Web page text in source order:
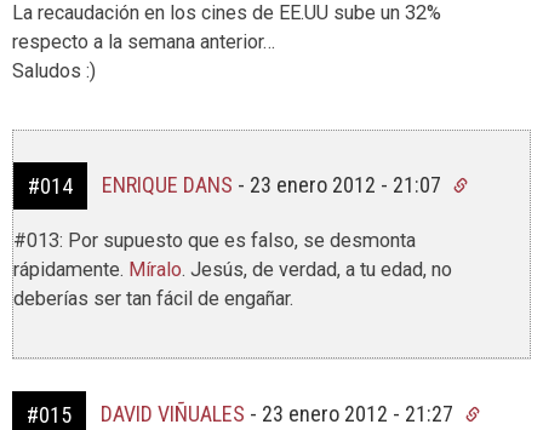
La recaudación en los cines de EE.UU sube un 32%
respecto a la semana anterior…
Saludos :)
#014 ENRIQUE DANS - 23 enero 2012 - 21:07
#013: Por supuesto que es falso, se desmonta
rápidamente. Míralo. Jesús, de verdad, a tu edad, no
deberías ser tan fácil de engañar.
#015 DAVID VIÑUALES - 23 enero 2012 - 21:27